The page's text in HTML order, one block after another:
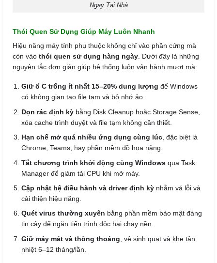
Ngay Tại Nhà
Thói Quen Sử Dụng Giúp Máy Luôn Nhanh
Hiệu năng máy tính phụ thuộc không chỉ vào phần cứng mà
còn vào thói quen sử dụng hàng ngày. Dưới đây là những
nguyên tắc đơn giản giúp hệ thống luôn vận hành mượt mà:
Giữ ổ C trống ít nhất 15–20% dung lượng để Windows
có không gian tạo file tạm và bộ nhớ ảo.
Dọn rác định kỳ bằng Disk Cleanup hoặc Storage Sense,
xóa cache trình duyệt và file tạm không cần thiết.
Hạn chế mở quá nhiều ứng dụng cùng lúc, đặc biệt là
Chrome, Teams, hay phần mềm đồ họa nặng.
Tắt chương trình khởi động cùng Windows qua Task
Manager để giảm tải CPU khi mở máy.
Cập nhật hệ điều hành và driver định kỳ nhằm vá lỗi và
cải thiện hiệu năng.
Quét virus thường xuyên bằng phần mềm bảo mật đáng
tin cậy để ngăn tiến trình độc hại chạy nền.
Giữ máy mát và thông thoáng , vệ sinh quạt và khe tản
nhiệt 6–12 tháng/lần.